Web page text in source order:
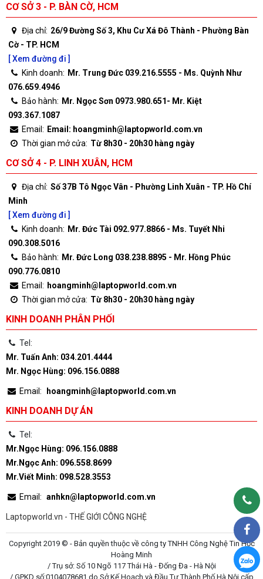
CƠ SỞ 3 - P. BÀN CỜ, HCM
Địa chỉ: 26/9 Đường Số 3, Khu Cư Xá Đô Thành - Phường Bàn
Cờ - TP. HCM
[ Xem đường đi ]
Kinh doanh: Mr. Trung Đức 039.216.5555 - Ms. Quỳnh Như
076.659.4946
Bảo hành: Mr. Ngọc Sơn 0973.980.651- Mr. Kiệt
093.367.1087
Email: Email: hoangminh@laptopworld.com.vn
Thời gian mở cửa: Từ 8h30 - 20h30 hàng ngày
CƠ SỞ 4 - P. LINH XUÂN, HCM
Địa chỉ: Số 37B Tô Ngọc Vân - Phường Linh Xuân - TP. Hồ Chí
Minh
[ Xem đường đi ]
Kinh doanh: Mr. Đức Tài 092.977.8866 - Ms. Tuyết Nhi
090.308.5016
Bảo hành: Mr. Đức Long 038.238.8895 - Mr. Hồng Phúc
090.776.0810
Email: hoangminh@laptopworld.com.vn
Thời gian mở cửa: Từ 8h30 - 20h30 hàng ngày
KINH DOANH PHÂN PHỐI
Tel:
Mr. Tuấn Anh: 034.201.4444
Mr. Ngọc Hùng: 096.156.0888
Email: hoangminh@laptopworld.com.vn
KINH DOANH DỰ ÁN
Tel:
Mr.Ngọc Hùng: 096.156.0888
Mr.Ngọc Anh: 096.558.8699
Mr.Viết Minh: 098.528.3553
Email: anhkn@laptopworld.com.vn
Laptopworld.vn - THẾ GIỚI CÔNG NGHỆ
Copyright 2019 © - Bản quyền thuộc về công ty TNHH Công Nghệ Tin Học
Hoàng Minh
/ Trụ sở: Số 10 Ngõ 117 Thái Hà - Đống Đa - Hà Nội
/ GPKD số:0104078681 do Sở Kế Hoạch và Đầu Tư Thành Phố Hà Nội cấp